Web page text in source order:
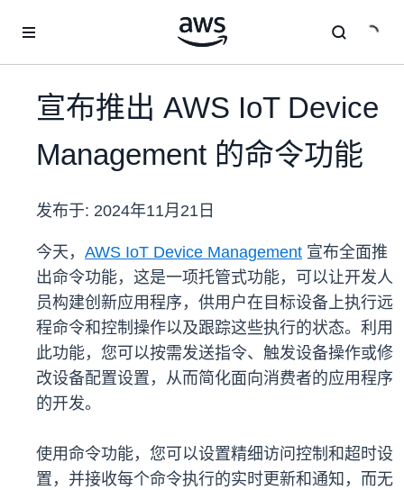
宣布推出 AWS IoT Device
Management 的命令功能
发布于: 2024年11月21日
今天， AWS IoT Device Management 宣布全面推
出命令功能，这是一项托管式功能，可以让开发人
员构建创新应用程序，供用户在目标设备上执行远
程命令和控制操作以及跟踪这些执行的状态。利用
此功能，您可以按需发送指令、触发设备操作或修
改设备配置设置，从而简化面向消费者的应用程序
的开发。
使用命令功能，您可以设置精细访问控制和超时设
置，并接收每个命令执行的实时更新和通知，而无